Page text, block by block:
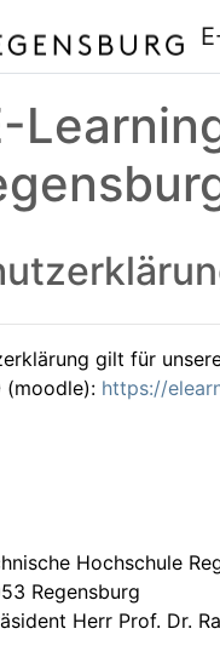
gilt für
(moodle): https://
Hochschule
Regensburg
Herr Prof. Dr.